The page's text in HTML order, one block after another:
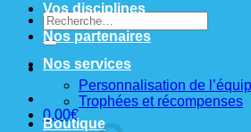
Recherche
pour :
0,00€
Vos disciplines
Nos partenaires
Nos services
Personnalisation de
Trophées et récompenses
Boutique